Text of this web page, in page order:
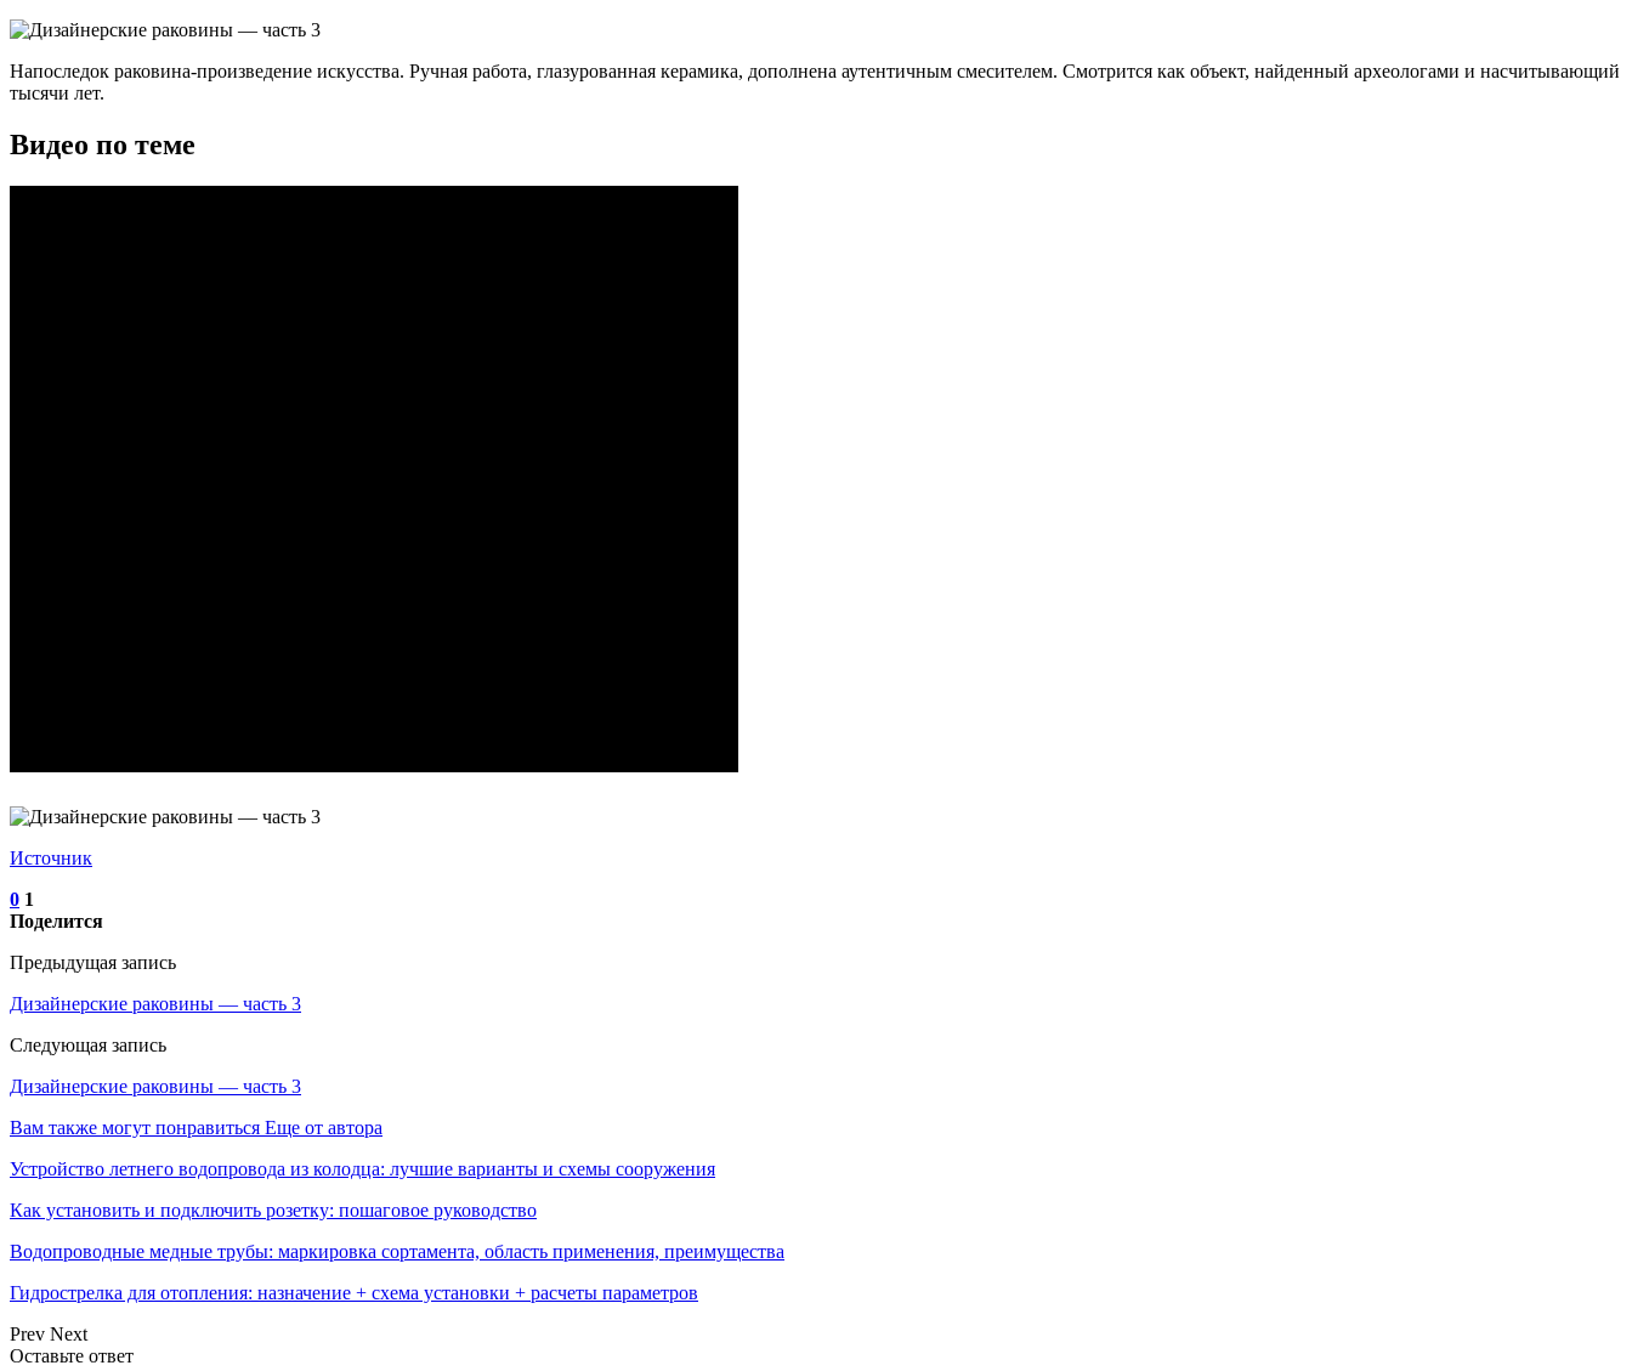
Напоследок раковина-произведение искусства. Ручная работа, глазурованная керамика, дополнена аутентичным смесителем. Смотрится как объект, найденный археологами и насчитывающий
тысячи лет.
Видео по теме
Источник
0 1
Поделится
Предыдущая запись
Дизайнерские раковины — часть 3
Следующая запись
Дизайнерские раковины — часть 3
Вам также могут понравиться Еще от автора
Устройство летнего водопровода из колодца: лучшие варианты и схемы сооружения
Как установить и подключить розетку: пошаговое руководство
Водопроводные медные трубы: маркировка сортамента, область применения, преимущества
Гидрострелка для отопления: назначение + схема установки + расчеты параметров
Prev Next
Оставьте ответ